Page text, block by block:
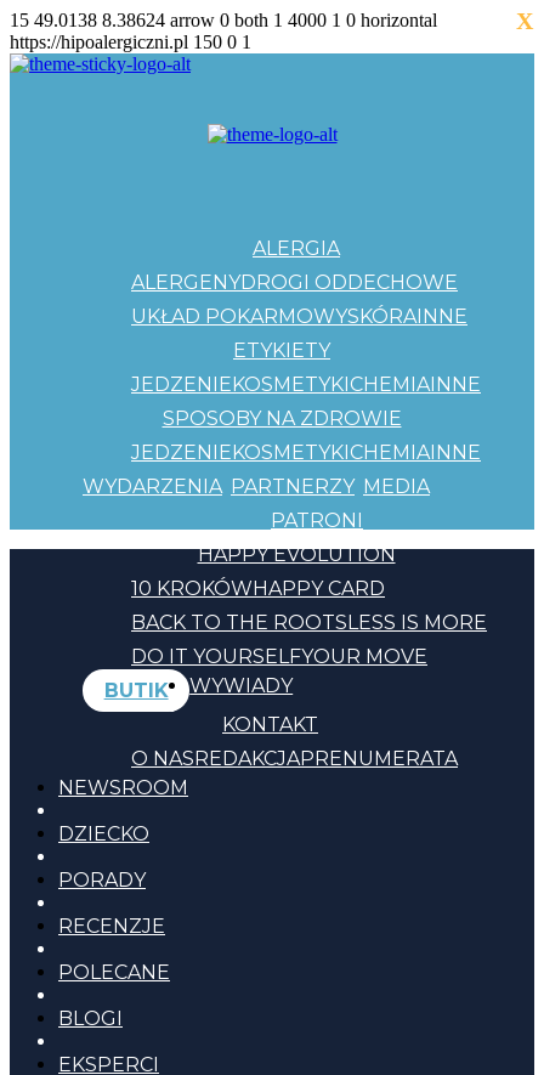
15 49.0138 8.38624 arrow 0 both 1 4000 1 0 horizontal
https://hipoalergiczni.pl 150 0 1
ALERGIA
ALERGENYDROGI ODDECHOWE
UKŁAD POKARMOWYSKÓRAINNE
ETYKIETY
JEDZENIEKOSMETYKICHEMIAINNE
SPOSOBY NA ZDROWIE
JEDZENIEKOSMETYKICHEMIAINNE
WYDARZENIA PARTNERZY
PATRONI
MEDIA
HAPPY EVOLUTION
10 KROKÓWHAPPY CARD
BACK TO THE ROOTSLESS IS MORE
DO IT YOURSELFYOUR MOVE
BUTIK
KONTAKT
O NASREDAKCJAPRENUMERATA
WYWIADY
NEWSROOM
DZIECKO
PORADY
RECENZJE
POLECANE
BLOGI
EKSPERCI
X